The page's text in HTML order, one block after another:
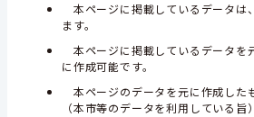
本ページに掲載しているデータは
ます。
本ページに掲載しているデータを
に作成可能です。
本ページのデータを元に作成した
（本市等のデータを利用している旨